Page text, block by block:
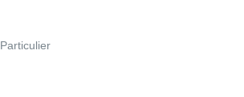
Particulier